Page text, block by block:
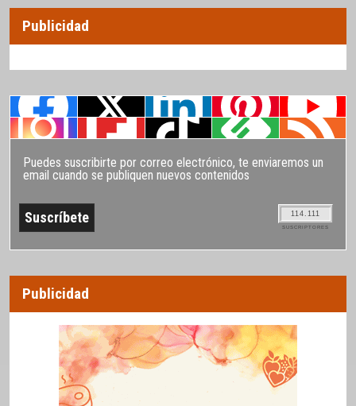
Publicidad
Puedes suscribirte por correo electrónico, te enviaremos un
email cuando se publiquen nuevos contenidos
114.111
SUSCRIPTORES
Publicidad